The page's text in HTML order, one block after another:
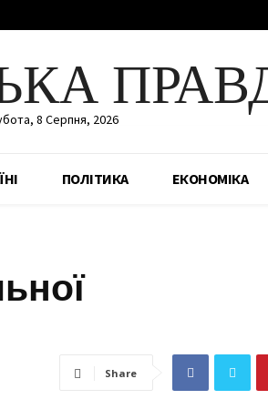
8 Серпня, 2026
ПОЛІТИКА ЕКОНОМІКА
Share